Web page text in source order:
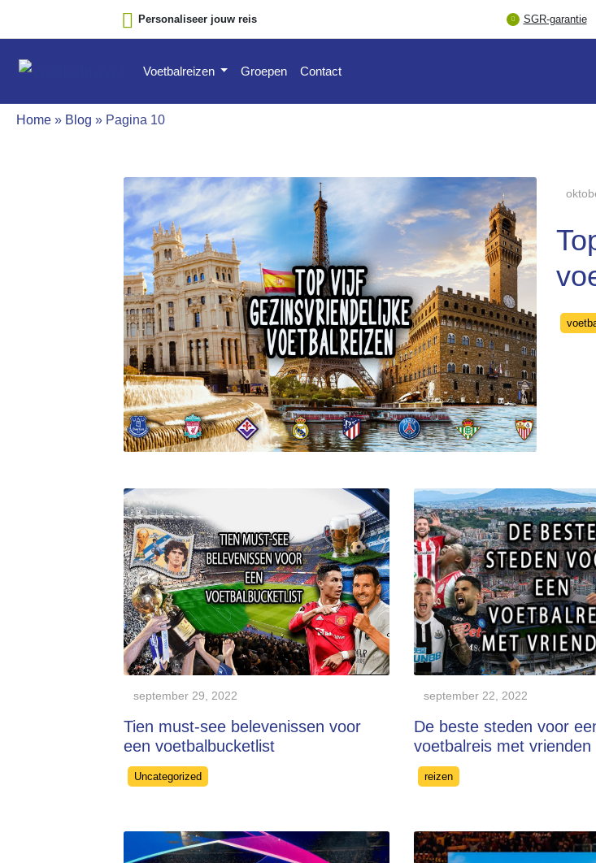
Personaliseer jouw reis SGR-garantie
Voetbalreizen Groepen Contact
Home » Blog » Pagina 10
september 29, 2022
Tien must-see belevenissen voor
een voetbalbucketlist
Categories
Uncategorized
september 22, 2022
De beste steden voor
voetbalreis met vrienden
Categories
reizen